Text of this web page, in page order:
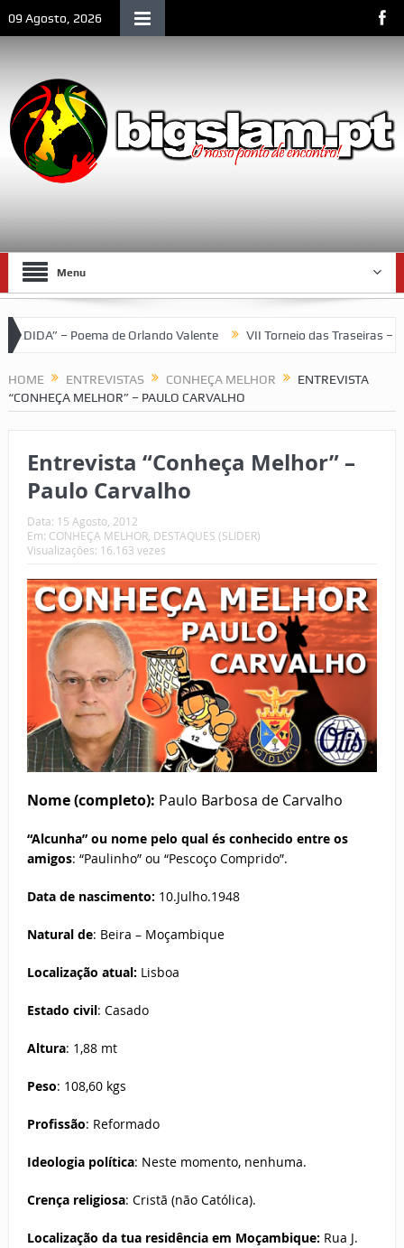
09 Agosto, 2026
Menu
Orlando Valente VII Torneio das Traseiras – Recordando a
HOME ENTREVISTAS CONHEÇA MELHOR
ENTREVISTA
“CONHEÇA MELHOR” – PAULO CARVALHO
Entrevista “Conheça Melhor” –
Paulo Carvalho
Data: 15 Agosto, 2012
Em: CONHEÇA MELHOR, DESTAQUES (SLIDER)
Visualizações: 16.163 vezes
Nome (completo): Paulo Barbosa de Carvalho
“Alcunha” ou nome pelo qual és conhecido entre os
amigos: “Paulinho” ou “Pescoço Comprido”.
Data de nascimento: 10.Julho.1948
Natural de: Beira – Moçambique
Localização atual: Lisboa
Estado civil: Casado
Altura: 1,88 mt
Peso: 108,60 kgs
Profissão: Reformado
Ideologia política: Neste momento, nenhuma.
Crença religiosa: Cristã (não Católica).
Localização da tua residência em Moçambique: Rua J.